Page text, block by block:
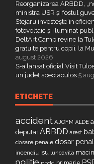
Reorganizarea ARBDD,
ministra USR și fostul
Stejaru investește în
fotovoltaic și iluminat
DeltArt Camp revine la
gratuite pentru copii, la
august 2026
S-a lansat oficial Visit
un județ spectaculos 5
ETICHETE
accident AJOFM ALDE
deputat ARBDD arest
dosare penale dosar penal
incendiu isu luncavita macin
politie